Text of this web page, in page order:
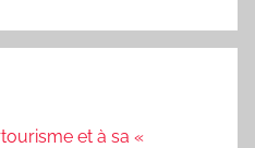
et à sa «